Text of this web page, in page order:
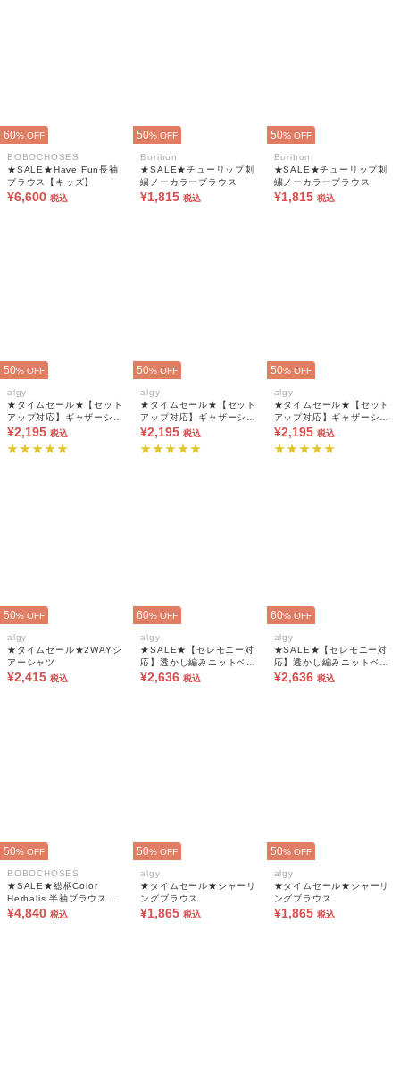
60% OFF
BOBOCHOSES
★SALE★Have Fun長袖
ブラウス【キッズ】
¥6,600 税込
50% OFF
Boribon
★SALE★チューリップ刺
繍ノーカラーブラウス
¥1,815 税込
50% OFF
Boribon
★SALE★チューリップ刺
繍ノーカラーブラウス
¥1,815 税込
50% OFF
algy
★タイムセール★【セット
アップ対応】ギャザーシャ
ツ
¥2,195 税込
50% OFF
algy
★タイムセール★【セット
アップ対応】ギャザーシャ
ツ
¥2,195 税込
50% OFF
algy
★タイムセール★【セット
アップ対応】ギャザーシャ
ツ
¥2,195 税込
50% OFF
algy
★タイムセール★2WAYシ
アーシャツ
¥2,415 税込
60% OFF
algy
★SALE★【セレモニー対
応】透かし編みニットベス
ト＆シャツセット
¥2,636 税込
60% OFF
algy
★SALE★【セレモニー対
応】透かし編みニットベス
ト＆シャツセット
¥2,636 税込
50% OFF
BOBOCHOSES
★SALE★総柄Color
Herbalis 半袖ブラウス
【キッズ】
¥4,840 税込
50% OFF
algy
★タイムセール★シャーリ
ングブラウス
¥1,865 税込
50% OFF
algy
★タイムセール★シャーリ
ングブラウス
¥1,865 税込